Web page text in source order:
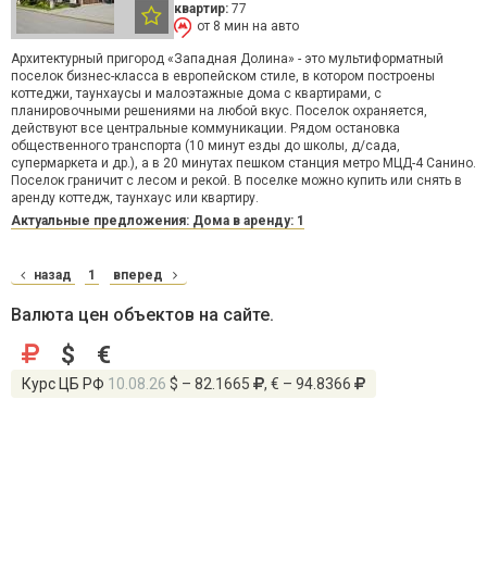
квартир: 77
от 8 мин на авто
Архитектурный пригород «Западная Долина» - это мультиформатный
поселок бизнес-класса в европейском стиле, в котором построены
коттеджи, таунхаусы и малоэтажные дома с квартирами, с
планировочными решениями на любой вкус. Поселок охраняется,
действуют все центральные коммуникации. Рядом остановка
общественного транспорта (10 минут езды до школы, д/сада,
супермаркета и др.), а в 20 минутах пешком станция метро МЦД-4 Санино.
Поселок граничит с лесом и рекой. В поселке можно купить или снять в
аренду коттедж, таунхаус или квартиру.
Актуальные предложения: Дома в аренду: 1
назад 1 вперед
Валюта цен объектов на сайте.
$ €
Курс ЦБ РФ 10.08.26 $ – 82.1665 , € – 94.8366